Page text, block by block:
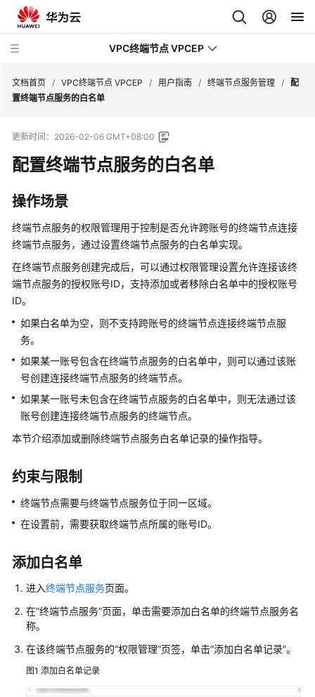
VPC终端节点 VPCEP
新
动
态
产
品
介
绍
计
明
快
速
入
门
用
指
通
授
予
用
的
限
文档首页 / VPC终端节点 VPCEP / 用户指南 / 终端节点服务管理 /
配
置终端节点服务的白名单
更新时间： 2026-02-06 GMT+08:00
配置终端节点服务的白名单
操作场景
终端节点服务的权限管理用于控制是否允许跨账号的终端节点连接
终端节点服务，通过设置终端节点服务的白名单实现。
在终端节点服务创建完成后，可以通过权限管理设置允许连接该终
端节点服务的授权账号ID，支持添加或者移除白名单中的授权账号
ID。
如果白名单为空，则不支持跨账号的终端节点连接终端节点服
务。
如果某一账号包含在终端节点服务的白名单中，则可以通过该账
号创建连接终端节点服务的终端节点。
如果某一账号未包含在终端节点服务的白名单中，则无法通过该
账号创建连接终端节点服务的终端节点。
本节介绍添加或删除终端节点服务白名单记录的操作指导。
约束与限制
终端节点需要与终端节点服务位于同一区域。
在设置前，需要获取终端节点所属的账号ID。
添加白名单
进入终端节点服务页面。
在“终端节点服务”页面，单击需要添加白名单的终端节点服务名
称。
在该终端节点服务的“权限管理”页签，单击“添加白名单记录”。
图1 添加白名单记录